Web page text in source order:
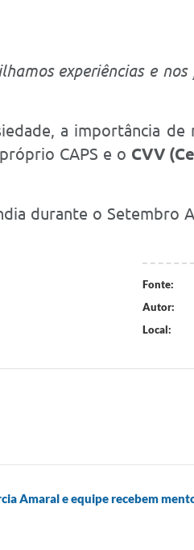
experiências e
a importância
CAPS e o CVV
durante o Setembro
Fonte:
Autor:
Local:
Amaral e equipe recebem